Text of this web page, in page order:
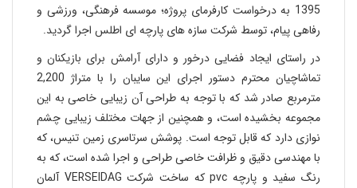
1395 به درخواست کارفرمای پروژه؛ موسسه فرهنگی، ورزشی و
رفاهی پیام، توسط شرکت سازه های پارچه ای اطلس اجرا گردید.
در راستای ایجاد فضایی درخور و دارای آرامش برای بازیکنان و
تماشاچیان محترم دستور اجرای این سایبان را با متراژ 2,200
مترمربع صادر شد که با توجه به طراحی آن زیبایی خاصی به این
مجموعه بخشیده است، و همچنین از جهات مختلف زیبایی چشم
نوازی دارد که قابل توجه است. پوشش سرتاسری زمین تنیس، که
با مهندسی دقیق و ظرافت خاصی طراحی و اجرا شده است، که به
رنگ سفید و پارچه pvc که ساخت شرکت VERSEIDAG آلمان